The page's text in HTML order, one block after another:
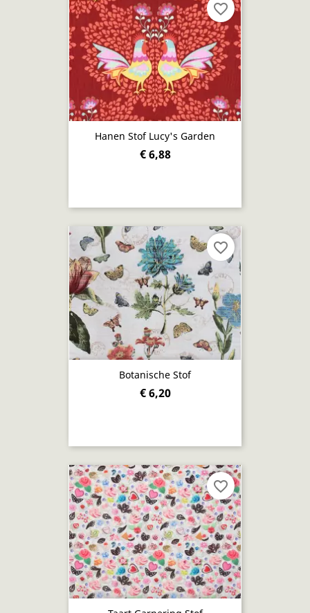
Hanen Stof Lucy's Garden
€ 6,88
favorite_border
Botanische Stof
€ 6,20
favorite_border
favorite_border